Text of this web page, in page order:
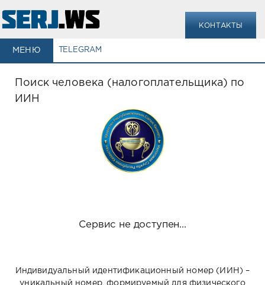
КОНТАКТЫ
МЕНЮ TELEGRAM
Поиск человека (налогоплательщика) по
ИИН
Сервис не доступен...
Индивидуальный идентификационный номер (ИИН) –
уникальный номер, формируемый для физического